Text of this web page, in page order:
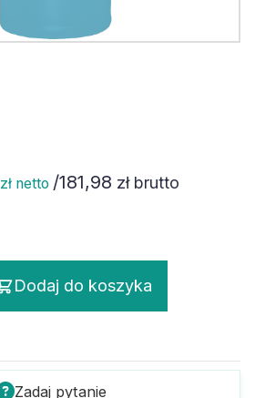
zł netto /181,98 zł brutto
Dodaj do koszyka
Zadaj pytanie